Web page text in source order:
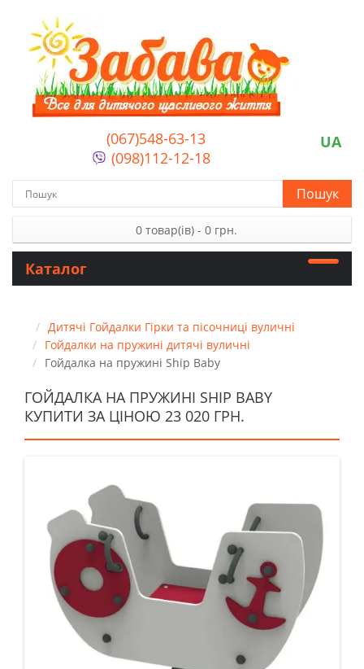
(067)548-63-13
(098)112-12-18
UA
Пошук
0 товар(ів) - 0 грн.
Каталог
Дитячі Гойдалки Гірки та пісочниці вуличні
Гойдалки на пружині дитячі вуличні
Гойдалка на пружині Ship Baby
ГОЙДАЛКА НА ПРУЖИНІ SHIP BABY
КУПИТИ ЗА ЦІНОЮ 23 020 ГРН.